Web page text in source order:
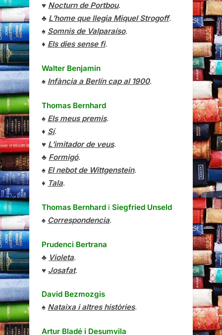
♥ Nocturn de Portbou.
♣ L’home que llegia Miquel Strogoff.
♠ Somnis de Valparaíso.
♦ Els dies sense fi.
Walter Benjamin
♠ Infància a Berlín cap al 1900.
Thomas Bernhard
♠ Els meus premis.
♦ Sí.
♥ L’imitador de veus.
♣ Formigó.
♠ El nebot de Wittgenstein.
♦ Tala.
Thomas Bernhard i Siegfried Unseld
♠ Correspondencia.
Prudenci Bertrana
♣ Violeta.
♥ Josafat.
David Bezmozgis
♠ Nataixa i altres històries.
Artur Bladé i Desumvila